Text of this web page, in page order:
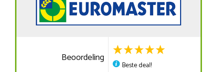
Beoordeling
Beste deal!